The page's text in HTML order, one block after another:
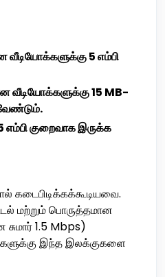
வீடியோக்களுக்கு 5 எம்பி
வீடியோக்களுக்கு 15 MB-
எம்பி குறைவாக இருக்க
மற்றும் பொருத்தமான
1.5 Mbps)
இந்த இலக்குகளை